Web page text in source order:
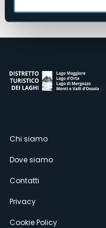
Menù
Chi siamo
Dove siamo
Contatti
Privacy
Cookie Policy